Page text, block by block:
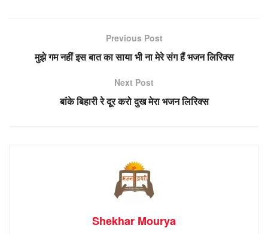
Previous Post
मुझे गम नहीं इस बात का साया भी ना मेरे संग हैं भजन लिरिक्स
Next Post
बांके बिहारी रे दूर करो दुख मेरा भजन लिरिक्स
Shekhar Mourya